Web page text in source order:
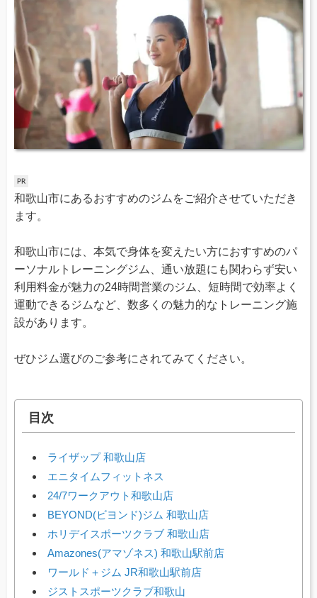
和歌山市にあるおすすめのジムをご紹介させていただき
ます。
和歌山市には、本気で身体を変えたい方におすすめのパ
ーソナルトレーニングジム、通い放題にも関わらず安い
利用料金が魅力の24時間営業のジム、短時間で効率よく
運動できるジムなど、数多くの魅力的なトレーニング施
設があります。
ぜひジム選びのご参考にされてみてください。
目次
ライザップ 和歌山店
エニタイムフィットネス
24/7ワークアウト和歌山店
BEYOND(ビヨンド)ジム 和歌山店
ホリデイスポーツクラブ 和歌山店
Amazones(アマゾネス) 和歌山駅前店
ワールド＋ジム JR和歌山駅前店
ジストスポーツクラブ和歌山